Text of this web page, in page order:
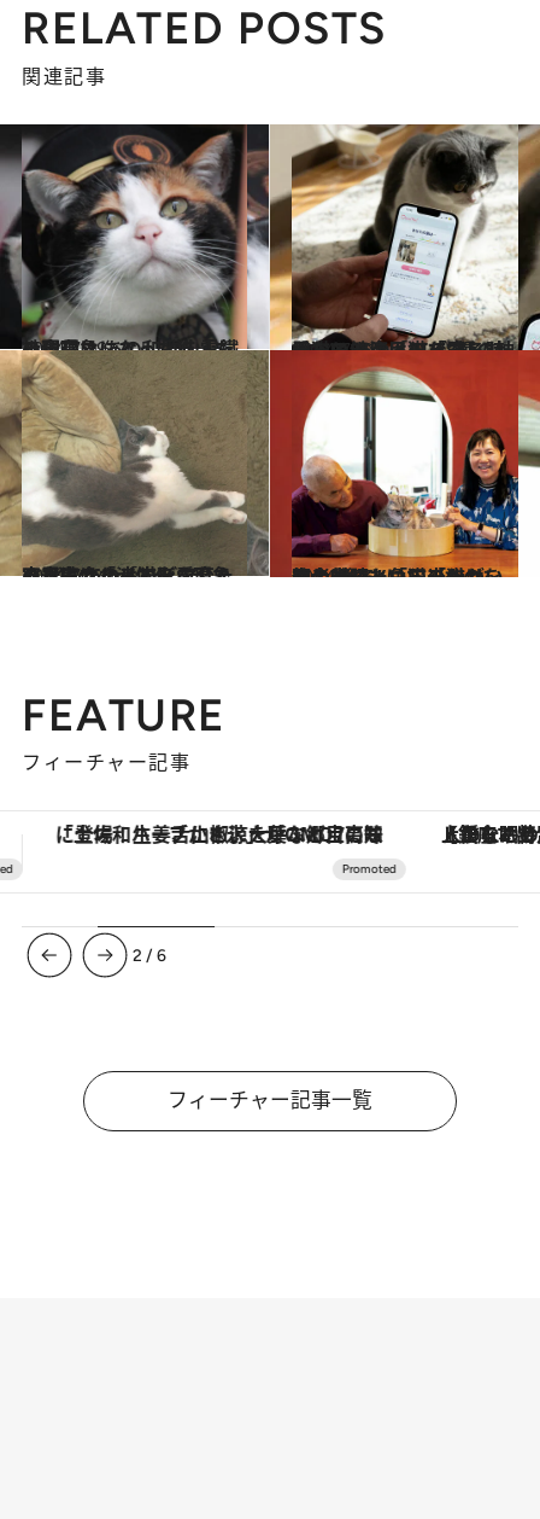
RELATED POSTS
関連記事
2024.7.19
社会現象になった猫「たま駅長」 あの和歌山電鐵の現在は…？
ライフスタイル 2024.7.11
愛猫の健康はAIで守る時代！いま注目の「3種の神器」とは？［猫を愛したくなる26のトリビア］
ライフスタイル
2024.7.14
容器に合わせて形を変える…猫の「液体化」現象の真実は？［猫を愛したくなる26のトリビア］
ライフスタイル 2024.6.7
岩合光昭と角田光代が、初の対談。「猫のかわいさの“後ろ”にあるものを写し留めたい」「猫は、使者」
カルチャー
FEATURE
フィーチャー記事
【銀座で出合う最旬美容】美髪ケアや上質な眠り…セルフケアのアップデートから、特別な名入れギフトまで。大人のための「ReFa GINZA」クルーズ
3 /6
フィーチャー記事一覧